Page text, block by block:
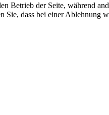
Betrieb der Seite, während
Sie, dass bei einer